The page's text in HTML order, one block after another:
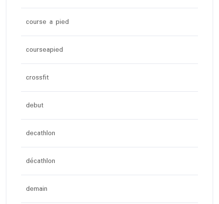
course a pied
courseapied
crossfit
debut
decathlon
décathlon
demain